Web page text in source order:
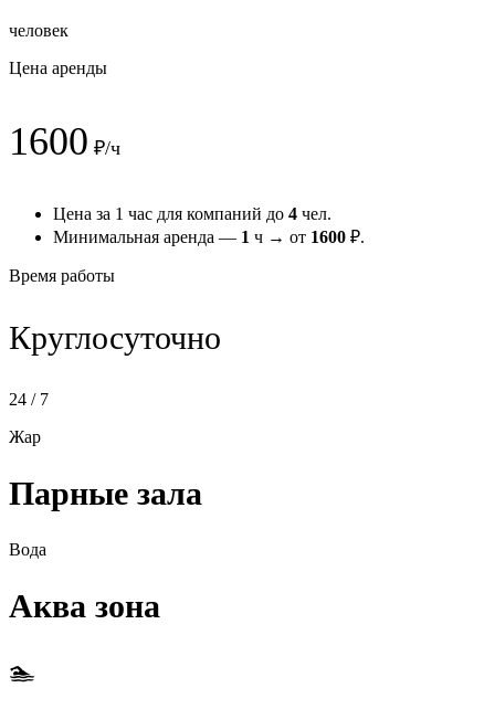
человек
Цена аренды
1600 ₽/ч
Цена за 1 час для компаний до 4 чел.
Минимальная аренда — 1 ч → от 1600 ₽.
Время работы
Круглосуточно
24 / 7
Жар
Парные зала
Вода
Аква зона
🏊